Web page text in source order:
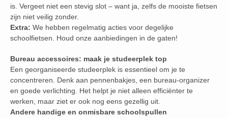
is. Vergeet niet een stevig slot – want ja, zelfs de mooiste fietsen
zijn niet veilig zonder.
Extra: We hebben regelmatig acties voor degelijke
schoolfietsen. Houd onze aanbiedingen in de gaten!
Bureau accessoires: maak je studeerplek top
Een georganiseerde studeerplek is essentieel om je te
concentreren. Denk aan pennenbakjes, een bureau-organizer
en goede verlichting. Het helpt je niet alleen efficiënter te
werken, maar ziet er ook nog eens gezellig uit.
Andere handige en onmisbare schoolspullen